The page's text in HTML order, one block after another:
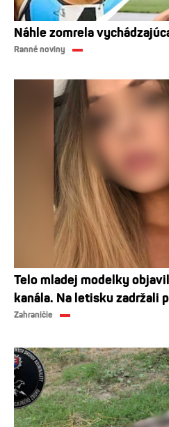
Náhle zomrela
Ranné noviny
Telo mladej modelky
kanála. Na letisku zadržali
Zahraničie